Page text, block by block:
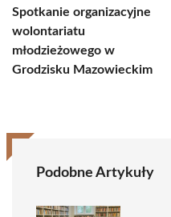
Spotkanie organizacyjne
wolontariatu
młodzieżowego w
Grodzisku Mazowieckim
Podobne Artykuły